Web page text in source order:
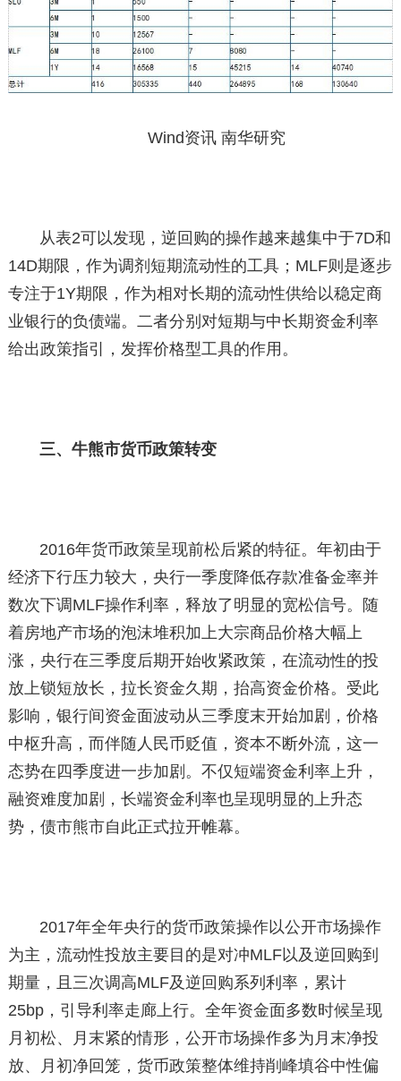
Wind资讯 南华研究
从表2可以发现，逆回购的操作越来越集中于7D和
14D期限，作为调剂短期流动性的工具；MLF则是逐步
专注于1Y期限，作为相对长期的流动性供给以稳定商
业银行的负债端。二者分别对短期与中长期资金利率
给出政策指引，发挥价格型工具的作用。
三、牛熊市货币政策转变
2016年货币政策呈现前松后紧的特征。年初由于
经济下行压力较大，央行一季度降低存款准备金率并
数次下调MLF操作利率，释放了明显的宽松信号。随
着房地产市场的泡沫堆积加上大宗商品价格大幅上
涨，央行在三季度后期开始收紧政策，在流动性的投
放上锁短放长，拉长资金久期，抬高资金价格。受此
影响，银行间资金面波动从三季度末开始加剧，价格
中枢升高，而伴随人民币贬值，资本不断外流，这一
态势在四季度进一步加剧。不仅短端资金利率上升，
融资难度加剧，长端资金利率也呈现明显的上升态
势，债市熊市自此正式拉开帷幕。
2017年全年央行的货币政策操作以公开市场操作
为主，流动性投放主要目的是对冲MLF以及逆回购到
期量，且三次调高MLF及逆回购系列利率，累计
25bp，引导利率走廊上行。全年资金面多数时候呈现
月初松、月末紧的情形，公开市场操作多为月末净投
放、月初净回笼，货币政策整体维持削峰填谷中性偏